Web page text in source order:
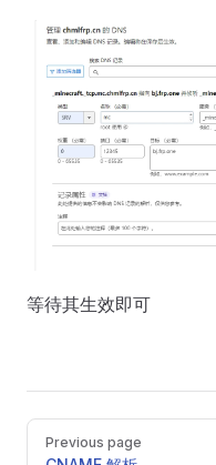
等待其生效即可
Pager
Previous page